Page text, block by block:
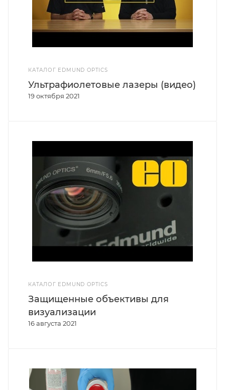
КАТАЛОГ EDMUND OPTICS
19 октября 2021
Ультрафиолетовые лазеры (видео)
КАТАЛОГ EDMUND OPTICS
16 августа 2021
Защищенные объективы для
визуализации